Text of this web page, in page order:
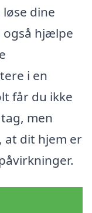
dine
hjælpe
i en
får du ikke
men
at dit hjem er